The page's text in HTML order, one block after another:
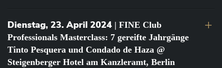
Dienstag, 23. April 2024 | FINE Club
Professionals Masterclass: 7 gereifte Jahrgänge
Tinto Pesquera und Condado de Haza @
Steigenberger Hotel am Kanzleramt, Berlin